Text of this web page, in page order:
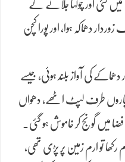
میں گئی اور چولہا جلانے کے
دھماکہ ہوا، اور پورا کچن
کی آواز بلند ہوئی، جیسے
چاروں طرف لپٹ اٹھے، دھواں
میں گونج کر خاموش ہو گئی۔
رکھا تو ارم زمین پر پڑی تھی،